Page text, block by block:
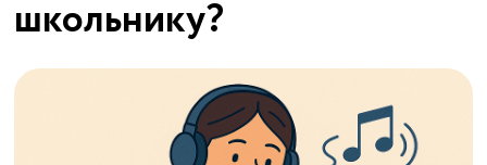
школьнику?